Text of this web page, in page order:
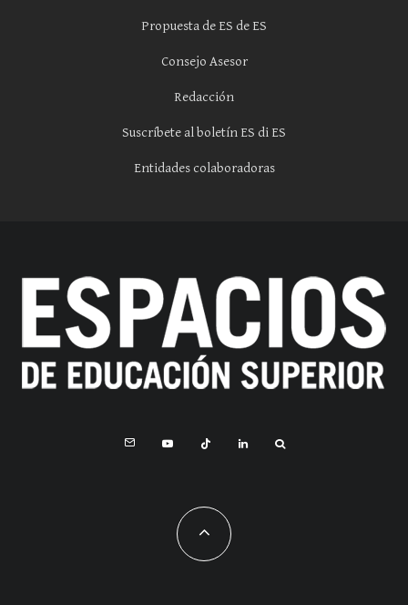
Propuesta de ES de ES
Consejo Asesor
Redacción
Suscríbete al boletín ES di ES
Entidades colaboradoras